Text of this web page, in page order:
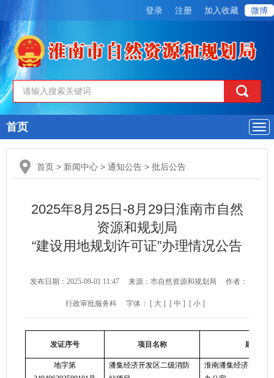
登录 注册 加入收藏 微博
导
航
首页
首页 > 新闻中心 > 通知公告 > 批后公告
2025年8月25日-8月29日淮南市自然
资源和规划局
“建设用地规划许可证”办理情况公告
发布日期：2025-09-01 11:47 来源：市自然资源和规划局 作者：
行政审批服务科 字体： [ 大 ] [ 中 ] [ 小 ]
发证序号 项目名称 建设单位
地字第
潘集经济开发区二级消防
淮南潘集经济开发区